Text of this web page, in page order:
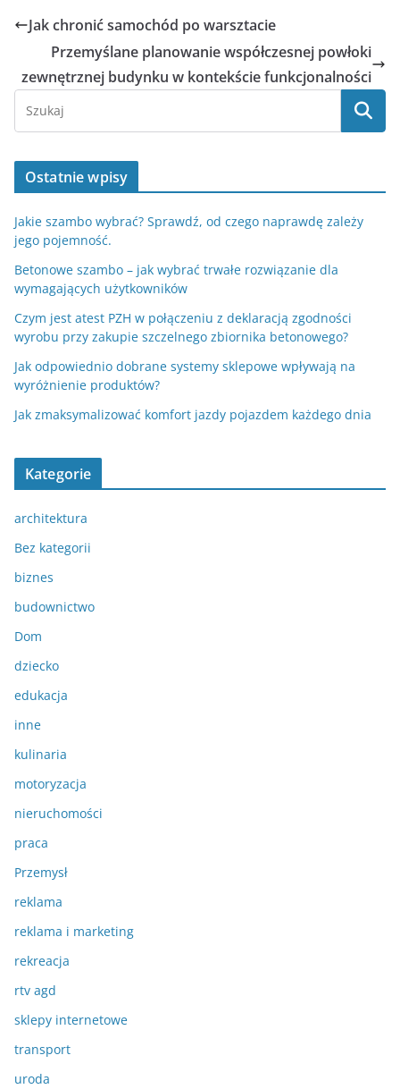
Jak chronić samochód po warsztacie
Przemyślane planowanie współczesnej powłoki
zewnętrznej budynku w kontekście funkcjonalności
Ostatnie wpisy
Jakie szambo wybrać? Sprawdź, od czego naprawdę zależy
jego pojemność.
Betonowe szambo – jak wybrać trwałe rozwiązanie dla
wymagających użytkowników
Czym jest atest PZH w połączeniu z deklaracją zgodności
wyrobu przy zakupie szczelnego zbiornika betonowego?
Jak odpowiednio dobrane systemy sklepowe wpływają na
wyróżnienie produktów?
Jak zmaksymalizować komfort jazdy pojazdem każdego dnia
Kategorie
architektura
Bez kategorii
biznes
budownictwo
Dom
dziecko
edukacja
inne
kulinaria
motoryzacja
nieruchomości
praca
Przemysł
reklama
reklama i marketing
rekreacja
rtv agd
sklepy internetowe
transport
uroda